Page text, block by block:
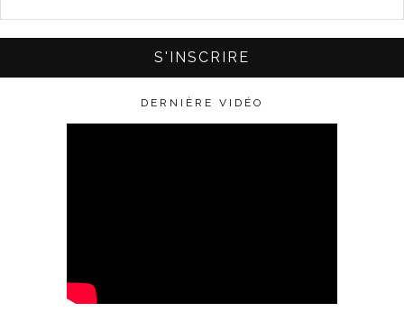
DERNIÈRE VIDÉO